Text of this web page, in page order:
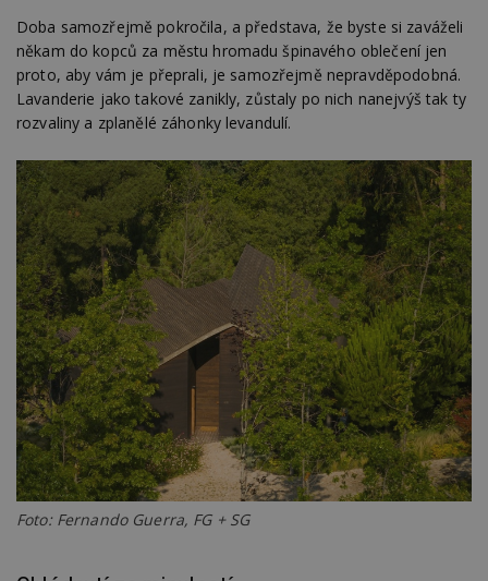
Doba samozřejmě pokročila, a představa, že byste si zaváželi
někam do kopců za městu hromadu špinavého oblečení jen
proto, aby vám je přeprali, je samozřejmě nepravděpodobná.
Lavanderie jako takové zanikly, zůstaly po nich nanejvýš tak ty
rozvaliny a zplanělé záhonky levandulí.
Foto: Fernando Guerra, FG + SG